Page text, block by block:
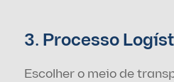
3. Processo
Escolher o meio de